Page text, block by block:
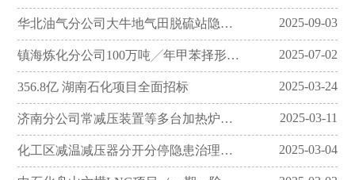
华北油气分公司大牛地气田脱硫站隐患治理工程一标段招标公告 2025-09-03
镇海炼化分公司100万吨╱年甲苯择形歧化项目工程监理一标段招标公告 2025-07-02
356.8亿 湖南石化项目全面招标 2025-03-24
济南分公司常减压装置等多台加热炉衬里节能改造项目采购施工（PC）总承包项目一标段招标公告 2025-03-11
化工区减温减压器分开分停隐患治理项目施工总承包一标段招标公告 2025-03-04